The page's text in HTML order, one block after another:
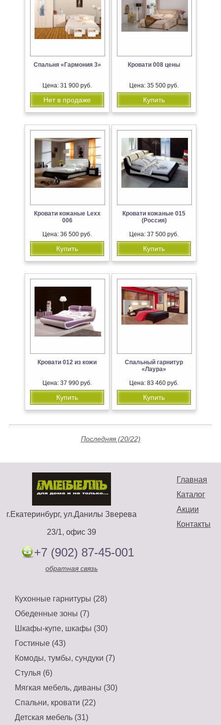
Спальня «Гармония 3»
Цена: 31 900 руб.
Нет в продаже
Кровати 008 цены
Цена: 35 500 руб.
Купить
Кровати кожаные Lexx
006
Цена: 36 500 руб.
Купить
Кровати кожаные 015
(Россия)
Цена: 37 500 руб.
Купить
Кровати 012 из кожи
Цена: 37 990 руб.
Купить
Спальный гарнитур
«Лаура»
Цена: 83 460 руб.
Купить
Последняя (20/22)
Главная
Каталог
Акции
Контакты
г.Екатеринбург, ул.Данилы Зверева
23/1, офис 39
+7 (902) 87-45-001
обратная связь
Кухонные гарнитуры (28)
Обеденные зоны (7)
Шкафы-купе, шкафы (30)
Гостиные (43)
Комоды, тумбы, сундуки (7)
Стулья (6)
Мягкая мебель, диваны (30)
Спальни, кровати (22)
Детская мебель (31)